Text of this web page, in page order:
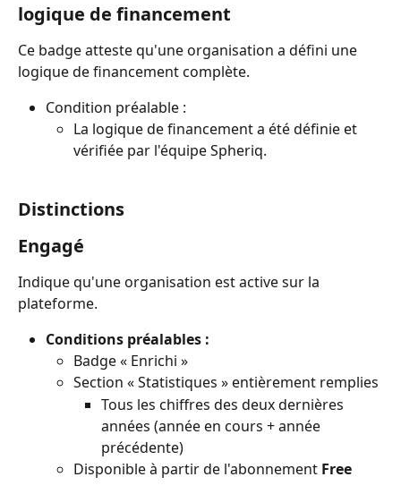
logique de financement
Ce badge atteste qu'une organisation a défini une
logique de financement complète.
Condition préalable :
La logique de financement a été définie et
vérifiée par l'équipe Spheriq.
Distinctions
Engagé
Indique qu'une organisation est active sur la
plateforme.
Conditions préalables :
Badge « Enrichi »
Section « Statistiques » entièrement remplies
Tous les chiffres des deux dernières
années (année en cours + année
précédente)
Disponible à partir de l'abonnement Free